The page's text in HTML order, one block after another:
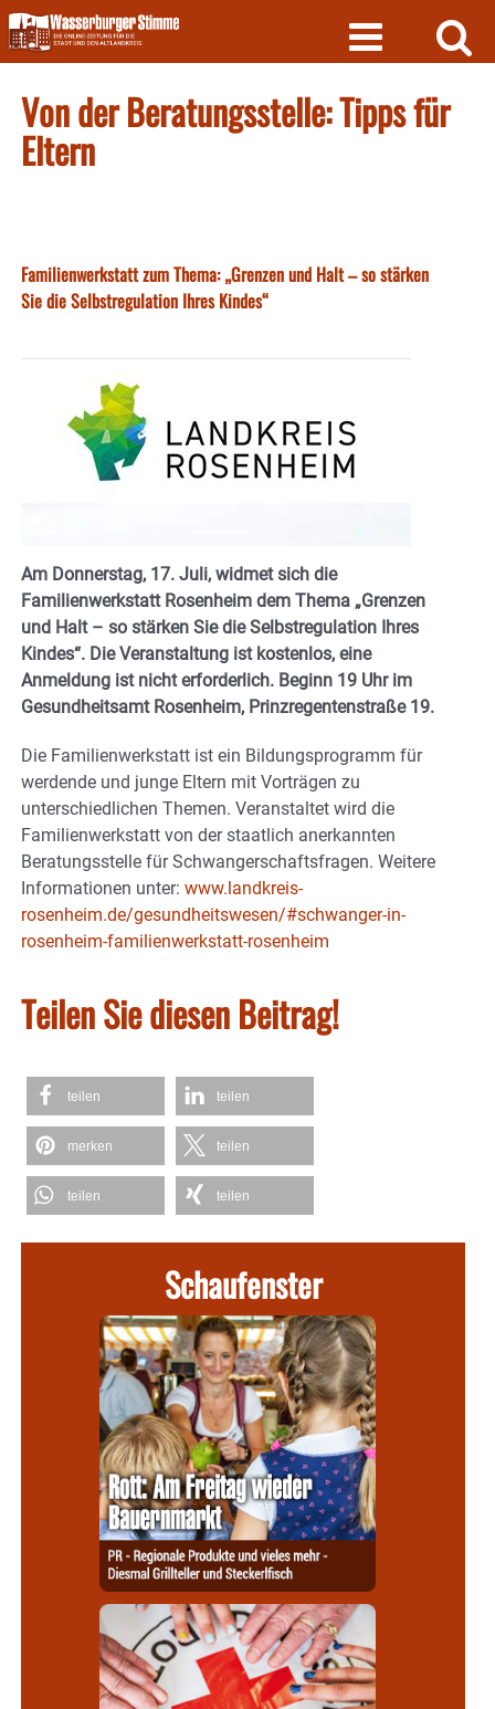
Skip
to
content
Von der Beratungsstelle: Tipps für
Eltern
Familienwerkstatt zum Thema: „Grenzen und Halt – so stärken
Sie die Selbstregulation Ihres Kindes“
Am Donnerstag, 17. Juli, widmet sich die
Familienwerkstatt Rosenheim dem Thema „Grenzen
und Halt – so stärken Sie die Selbstregulation Ihres
Kindes“. Die Veranstaltung ist kostenlos, eine
Anmeldung ist nicht erforderlich. Beginn 19 Uhr im
Gesundheitsamt Rosenheim, Prinzregentenstraße 19.
Die Familienwerkstatt ist ein Bildungsprogramm für
werdende und junge Eltern mit Vorträgen zu
unterschiedlichen Themen. Veranstaltet wird die
Familienwerkstatt von der staatlich anerkannten
Beratungsstelle für Schwangerschaftsfragen. Weitere
Informationen unter: www.landkreis-
rosenheim.de/gesundheitswesen/#schwanger-in-
rosenheim-familienwerkstatt-rosenheim
Teilen Sie diesen Beitrag!
teilen teilen
merken teilen
teilen teilen
Schaufenster